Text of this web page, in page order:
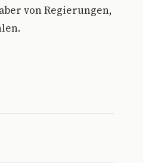
von Regierungen,